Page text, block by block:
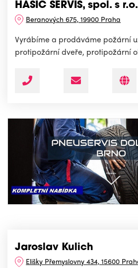
HASIČ SERVIS, spol. s r.o.
Beranových 675, 19900 Praha
Vyrábíme a prodáváme požární
protipožární dveře, protipožární
Jaroslav Kulich
Elišky Přemyslovny 434, 15600